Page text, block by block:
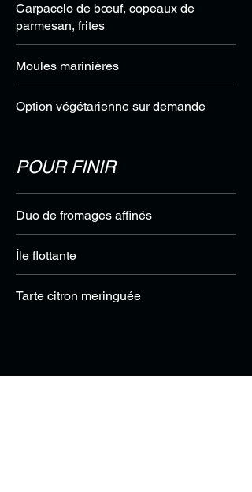
Carpaccio de bœuf, copeaux de
parmesan, frites
Moules marinières
Option végétarienne sur demande
POUR FINIR
Duo de fromages affinés
Île flottante
Tarte citron meringuée